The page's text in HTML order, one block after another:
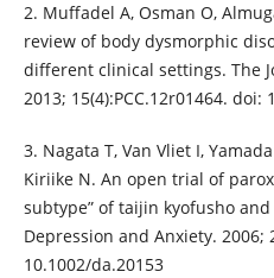
2. Muffadel A, Osman O,
review of body dysmorphic
different clinical settings. The
2013; 15(4):PCC.12r01464. doi:
3. Nagata T, Van Vliet I,
Kiriike N. An open trial of
subtype” of taijin kyofusho
Depression and Anxiety. 2006;
10.1002/da.20153